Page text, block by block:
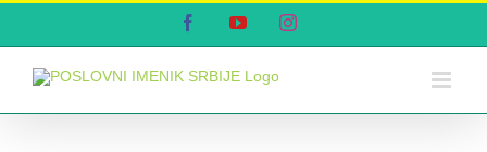
FacebookYouTubeInstagram